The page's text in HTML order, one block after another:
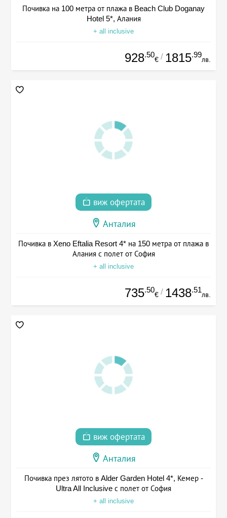
Почивка на 100 метра от плажа в Beach Club Doganay
Hotel 5*, Алания
+ all inclusive
928.50
€ / 1815.99
лв.
виж офертата
Анталия
Почивка в Xeno Eftalia Resort 4* на 150 метра от плажа в
Алания с полет от София
+ all inclusive
735.50
€ / 1438.51
лв.
виж офертата
Анталия
Почивка през лятото в Alder Garden Hotel 4*, Кемер -
Ultra All Inclusive с полет от София
+ all inclusive